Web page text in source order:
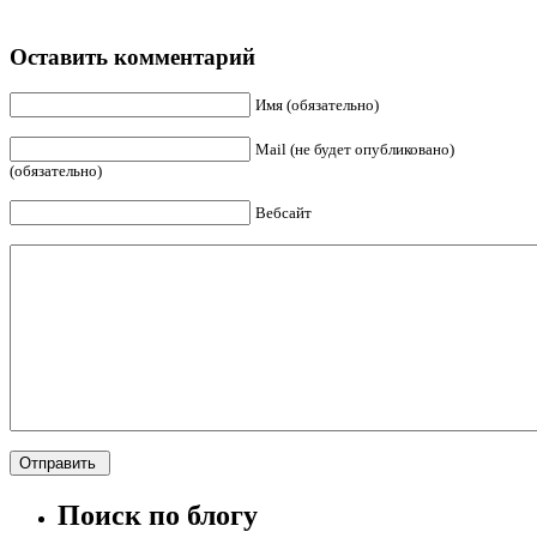
Оставить комментарий
Имя (обязательно)
Mail (не будет опубликовано)
(обязательно)
Вебсайт
Поиск по блогу